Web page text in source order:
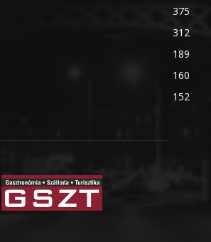
375
312
189
160
152